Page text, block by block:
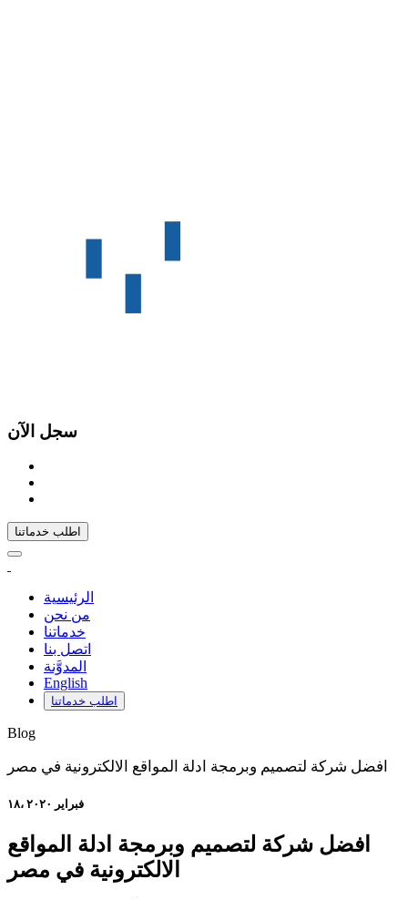
سجل الآن
اطلب خدماتنا
الرئيسية
من نحن
خدماتنا
اتصل بنا
المدوَّنة
English
اطلب خدماتنا
Blog
افضل شركة لتصميم وبرمجة ادلة المواقع الالكترونية في مصر
۱۸، فبراير ۲۰۲۰
افضل شركة لتصميم وبرمجة ادلة المواقع
الالكترونية في مصر